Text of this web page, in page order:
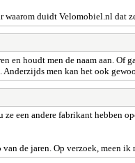
duidt Velomobiel.nl
en houdt men de naam aan.
men kan het ook
een andere fabrikant
de jaren. Op verzoek, meen